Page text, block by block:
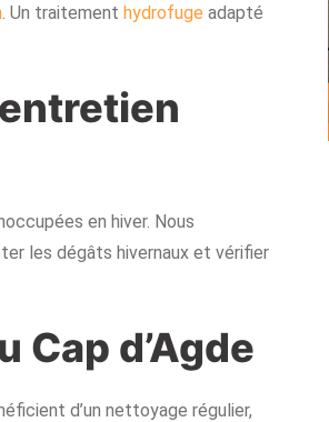
. Un traitement hydrofuge adapté
en hiver. Nous
les dégâts hivernaux et vérifier
d’Agde
d’un nettoyage régulier,